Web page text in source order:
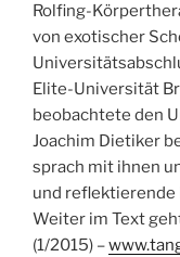
Rolfing-
von exotischer
Elite-Universität
beobachtete den
Joachim Dietiker
sprach mit ihnen
und reflektierende
Weiter im Text
(1/2015) –